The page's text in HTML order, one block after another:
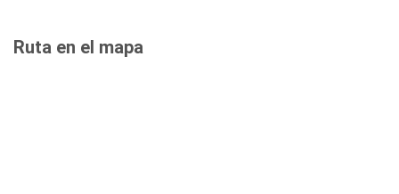
Ruta en el mapa